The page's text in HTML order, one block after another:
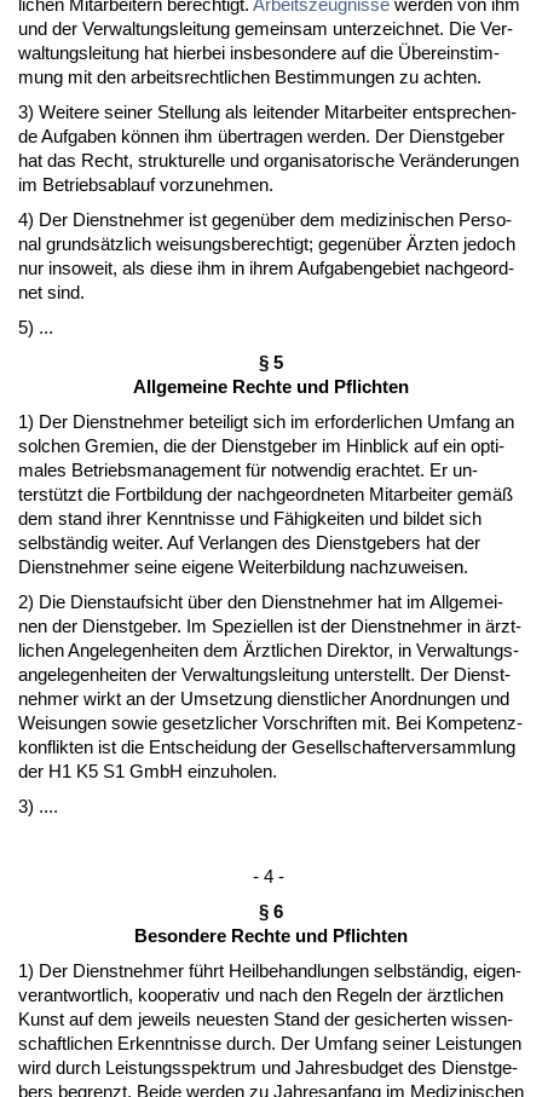
li­chen Mit­ar­bei­tern be­rech­tigt. Ar­beits­zeug­nis­se wer­den von ihm
und der Ver­wal­tungs­lei­tung ge­mein­sam un­ter­zeich­net. Die Ver­
wal­tungs­lei­tung hat hier­bei ins­be­son­de­re auf die Übe­rein­stim­
mung mit den ar­beits­recht­li­chen Be­stim­mun­gen zu ach­ten.
3) Wei­te­re sei­ner Stel­lung als lei­ten­der Mit­ar­bei­ter ent­spre­chen­
de Auf­ga­ben können ihm über­tra­gen wer­den. Der Dienst­ge­ber
hat das Recht, struk­tu­rel­le und or­ga­ni­sa­to­ri­sche Verände­run­gen
im Be­triebs­ab­lauf vor­zu­neh­men.
4) Der Dienst­neh­mer ist ge­genüber dem me­di­zi­ni­schen Per­so­
nal grundsätz­lich wei­sungs­be­rech­tigt; ge­genüber Ärz­ten je­doch
nur in­so­weit, als die­se ihm in ih­rem Auf­ga­ben­ge­biet nach­ge­ord­
net sind.
5) ...
§ 5
All­ge­mei­ne Rech­te und Pflich­ten
1) Der Dienst­neh­mer be­tei­ligt sich im er­for­der­li­chen Um­fang an
sol­chen Gre­mi­en, die der Dienst­ge­ber im Hin­blick auf ein op­ti­
ma­les Be­triebs­ma­nage­ment für not­wen­dig er­ach­tet. Er un­
terstützt die Fort­bil­dung der nach­ge­ord­ne­ten Mit­ar­bei­ter gemäß
dem stand ih­rer Kennt­nis­se und Fähig­kei­ten und bil­det sich
selbständig wei­ter. Auf Ver­lan­gen des Dienst­ge­bers hat der
Dienst­neh­mer sei­ne ei­ge­ne Wei­ter­bil­dung nach­zu­wei­sen.
2) Die Dienst­auf­sicht über den Dienst­neh­mer hat im All­ge­mei­
nen der Dienst­ge­ber. Im Spe­zi­el­len ist der Dienst­neh­mer in ärzt­
li­chen An­ge­le­gen­hei­ten dem Ärzt­li­chen Di­rek­tor, in Ver­wal­tungs­
an­ge­le­gen­hei­ten der Ver­wal­tungs­lei­tung un­ter­stellt. Der Dienst­
neh­mer wirkt an der Um­set­zung dienst­li­cher An­ord­nun­gen und
Wei­sun­gen so­wie ge­setz­li­cher Vor­schrif­ten mit. Bei Kom­pe­tenz­
kon­flik­ten ist die Ent­schei­dung der Ge­sell­schaf­ter­ver­samm­lung
der H1 K5 S1 GmbH ein­zu­ho­len.
3) ....
- 4 -
§ 6
Be­son­de­re Rech­te und Pflich­ten
1) Der Dienst­neh­mer führt Heil­be­hand­lun­gen selbständig, ei­gen­
ver­ant­wort­lich, ko­ope­ra­tiv und nach den Re­geln der ärzt­li­chen
Kunst auf dem je­weils neu­es­ten Stand der ge­si­cher­ten wis­sen­
schaft­li­chen Er­kennt­nis­se durch. Der Um­fang sei­ner Leis­tun­gen
wird durch Leis­tungs­spek­trum und Jah­res­bud­get des Dienst­ge­
bers be­grenzt. Bei­de wer­den zu Jah­res­an­fang im Me­di­zi­ni­schen